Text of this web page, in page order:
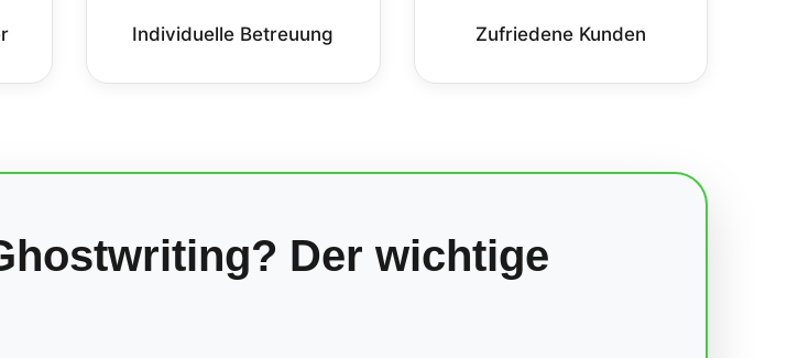
Individuelle Betreuung Zufriedene Kunden
Der wichtige